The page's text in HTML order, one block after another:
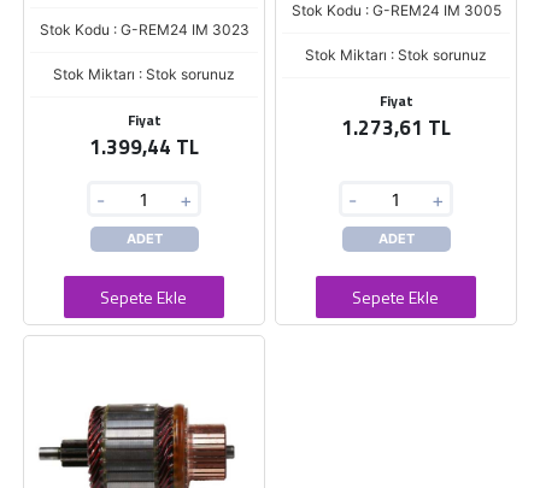
Stok Kodu : G-REM24 IM 3023
Stok Miktarı : Stok sorunuz
Fiyat
1.399,44 TL
- +
ADET
Sepete Ekle
Stok Kodu : G-REM24 IM 3005
Stok Miktarı : Stok sorunuz
Fiyat
1.273,61 TL
- +
ADET
Sepete Ekle